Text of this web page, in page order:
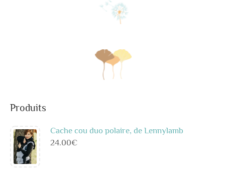
Produits
Cache cou duo polaire, de Lennylamb
24.00€